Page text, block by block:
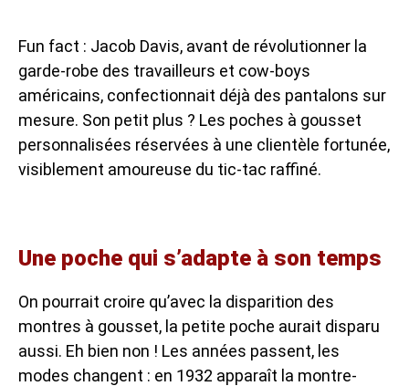
Fun fact : Jacob Davis, avant de révolutionner la
garde-robe des travailleurs et cow-boys
américains, confectionnait déjà des pantalons sur
mesure. Son petit plus ? Les poches à gousset
personnalisées réservées à une clientèle fortunée,
visiblement amoureuse du tic-tac raffiné.
Une poche qui s’adapte à son temps
On pourrait croire qu’avec la disparition des
montres à gousset, la petite poche aurait disparu
aussi. Eh bien non ! Les années passent, les
modes changent : en 1932 apparaît la montre-